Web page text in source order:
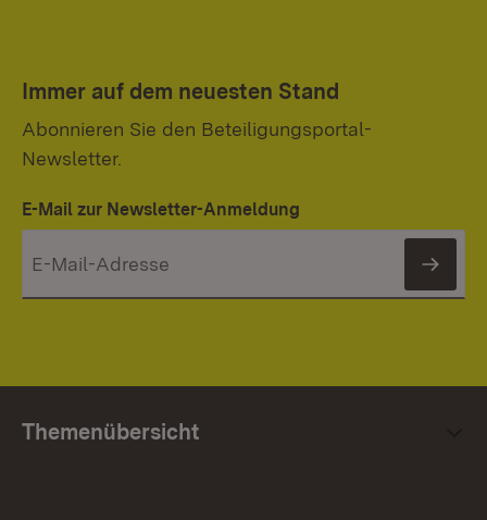
Immer auf dem neuesten Stand
Abonnieren Sie den Beteiligungsportal-
Newsletter.
E-Mail zur Newsletter-Anmeldung
Themenübersicht